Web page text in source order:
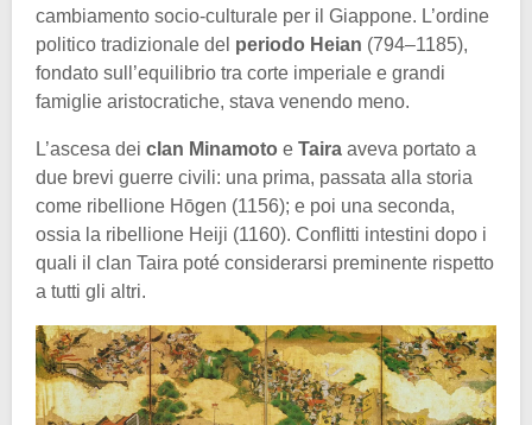
cambiamento socio-culturale per il Giappone. L’ordine
politico tradizionale del periodo Heian (794–1185),
fondato sull’equilibrio tra corte imperiale e grandi
famiglie aristocratiche, stava venendo meno.
L’ascesa dei clan Minamoto e Taira aveva portato a
due brevi guerre civili: una prima, passata alla storia
come ribellione Hōgen (1156); e poi una seconda,
ossia la ribellione Heiji (1160). Conflitti intestini dopo i
quali il clan Taira poté considerarsi preminente rispetto
a tutti gli altri.